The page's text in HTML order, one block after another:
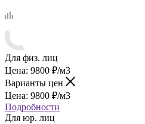
Для физ. лиц
Цена: 9800 ₽/м3
Варианты цен
Цена: 9800 ₽/м3
Подробности
Для юр. лиц